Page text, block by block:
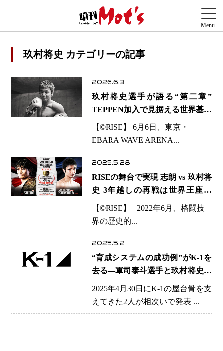
玖村将史 カテゴリーの記事
2026.6.3
玖村将史選手が語る“第二章”
TEPPEN加入で見据える世界基準
と新たな覚悟
【©️RISE】 6月6日、東京・
EBARA WAVE ARENA...
2025.5.28
RISEの舞台で実現 志朗 vs 玖村将
史 3年越しの再戦は世界王座戦
に！
【©️RISE】 2022年6月、格闘技
界の歴史的...
2025.5.2
“育成システムの成功例”がK-1を
去る―軍司泰斗選手と玖村将史選
手の「卒業」が残すもの
2025年4月30日にK-1の屋台骨を支
えてきた2人が相次いで発表 ...